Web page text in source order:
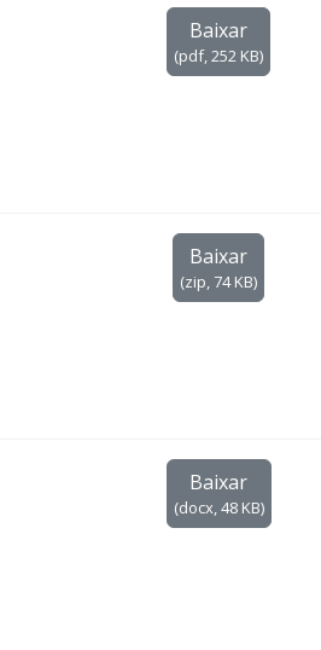
Baixar
(pdf, 252 KB)
Baixar
(zip, 74 KB)
Baixar
(docx, 48 KB)